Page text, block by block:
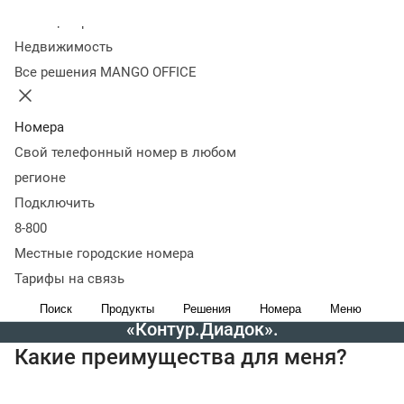
Недвижимость
Все решения MANGO OFFICE
Номера
Свой телефонный номер в любом
регионе
Подключить
8-800
Местные городские номера
Тарифы на связь
Поиск Продукты Решения Номера Меню
совершенно не обязаны быть бумажными.
Те же счета и акты, например, можно
выставлять, оформлять и отправлять
систему ЭДО. И для бухгалтерии это будет
официально: электронные документы с
собственноручной подписью и синей
печатью. Есть несколько систем ЭДО.
«MANGO OFFICE» пользуется
«Контур.Диадок».
Какие преимущества для меня?